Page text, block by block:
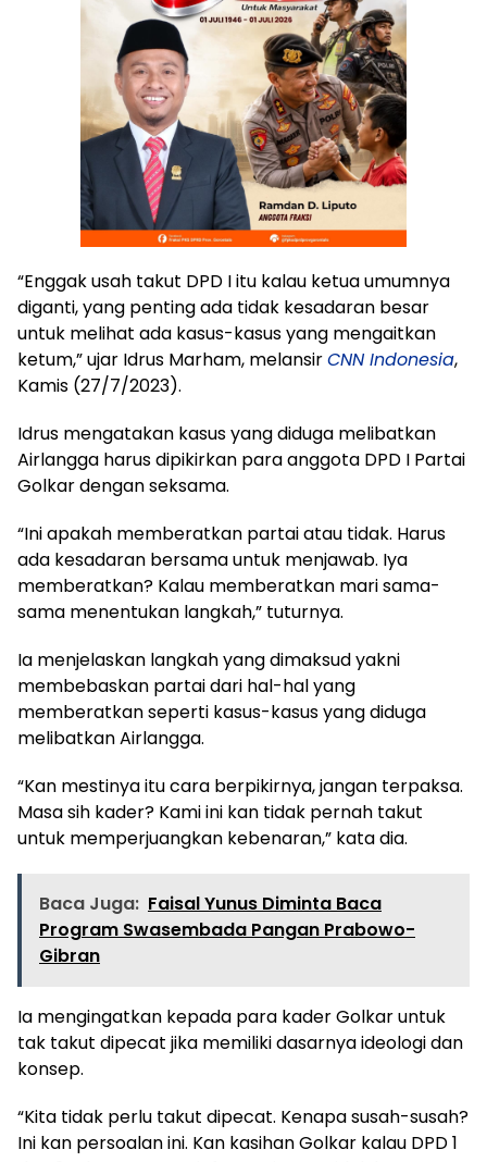
“Enggak usah takut DPD I itu kalau ketua umumnya
diganti, yang penting ada tidak kesadaran besar
untuk melihat ada kasus-kasus yang mengaitkan
ketum,” ujar Idrus Marham, melansirCNN Indonesia,
Kamis (27/7/2023).
Idrus mengatakan kasus yang diduga melibatkan
Airlangga harus dipikirkan para anggota DPD I Partai
Golkar dengan seksama.
“Ini apakah memberatkan partai atau tidak. Harus
ada kesadaran bersama untuk menjawab. Iya
memberatkan? Kalau memberatkan mari sama-
sama menentukan langkah,” tuturnya.
Ia menjelaskan langkah yang dimaksud yakni
membebaskan partai dari hal-hal yang
memberatkan seperti kasus-kasus yang diduga
melibatkan Airlangga.
“Kan mestinya itu cara berpikirnya, jangan terpaksa.
Masa sih kader? Kami ini kan tidak pernah takut
untuk memperjuangkan kebenaran,” kata dia.
Baca Juga: Faisal Yunus Diminta Baca
Program Swasembada Pangan Prabowo-
Gibran
Ia mengingatkan kepada para kader Golkar untuk
tak takut dipecat jika memiliki dasarnya ideologi dan
konsep.
“Kita tidak perlu takut dipecat. Kenapa susah-susah?
Ini kan persoalan ini. Kan kasihan Golkar kalau DPD 1